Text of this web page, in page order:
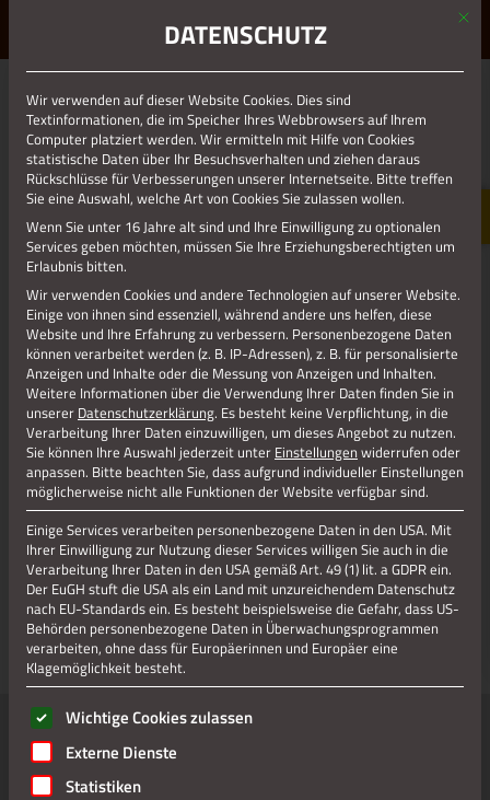
ERLEBE STOLBERG.ERLEBE DICH.
PARKHOTEL AM HAMMERBERG****
Hammerberg 11
52222 Stolberg / Altstadt
Tel.: 0049 (0)2402 12340
E-Mail:info@parkhotel-stolberg.de
Internet:Parkhotel
Mit
DATENSCHUTZ
Wir verwenden auf dieser Website Cookies. Dies sind
Textinformationen, die im Speicher Ihres Webbrowsers auf Ihrem
Computer platziert werden. Wir ermitteln mit Hilfe von Cookies
statistische Daten über Ihr Besuchsverhalten und ziehen daraus
Rückschlüsse für Verbesserungen unserer Internetseite. Bitte treffen
Sie eine Auswahl, welche Art von Cookies Sie zulassen wollen.
Wenn Sie unter 16 Jahre alt sind und Ihre Einwilligung zu optionalen
Services geben möchten, müssen Sie Ihre Erziehungsberechtigten um
Erlaubnis bitten.
Wir verwenden Cookies und andere Technologien auf unserer Website.
Einige von ihnen sind essenziell, während andere uns helfen, diese
Website und Ihre Erfahrung zu verbessern. Personenbezogene Daten
können verarbeitet werden (z. B. IP-Adressen), z. B. für personalisierte
Anzeigen und Inhalte oder die Messung von Anzeigen und Inhalten.
Weitere Informationen über die Verwendung Ihrer Daten finden Sie in
unserer Datenschutzerklärung. Es besteht keine Verpflichtung, in die
Verarbeitung Ihrer Daten einzuwilligen, um dieses Angebot zu nutzen.
Sie können Ihre Auswahl jederzeit unter Einstellungen widerrufen oder
anpassen. Bitte beachten Sie, dass aufgrund individueller Einstellungen
möglicherweise nicht alle Funktionen der Website verfügbar sind.
Einige Services verarbeiten personenbezogene Daten in den USA. Mit
Ihrer Einwilligung zur Nutzung dieser Services willigen Sie auch in die
Verarbeitung Ihrer Daten in den USA gemäß Art. 49 (1) lit. a GDPR ein.
Der EuGH stuft die USA als ein Land mit unzureichendem Datenschutz
nach EU-Standards ein. Es besteht beispielsweise die Gefahr, dass US-
Behörden personenbezogene Daten in Überwachungsprogrammen
verarbeiten, ohne dass für Europäerinnen und Europäer eine
Klagemöglichkeit besteht.
Es folgt eine Liste der Service-Gruppen, für die eine
Wichtige Cookies zulassen
Externe Dienste
Statistiken